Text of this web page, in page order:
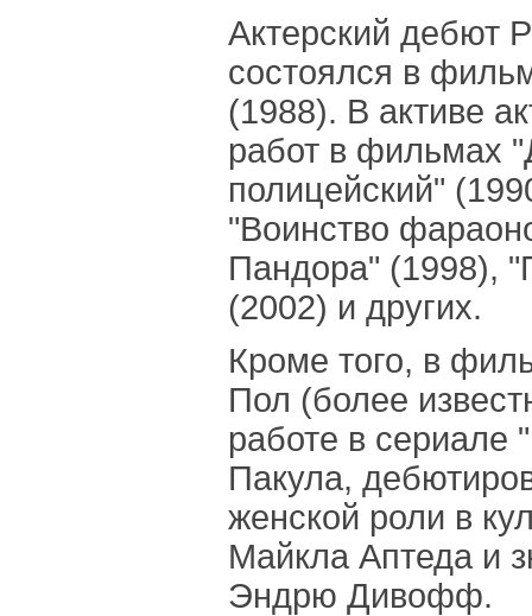
Актерский дебют
состоялся в
(1988). В активе
работ в фильмах
полицейский"
"Воинство
Пандора" (1998),
(2002) и других.
Кроме того, в
Пол (более
работе в сериале
Пакула,
женской роли в
Майкла Аптеда и
Эндрю Дивофф.